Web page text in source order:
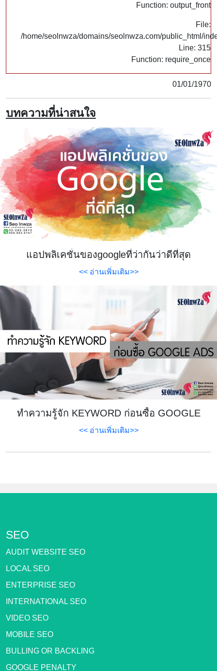
Function: output_front
File:
/home/seolnwza/domains/seolnwza.com/public_html/
Line: 315
Function: require_once
01/01/1970
บทความที่น่าสนใจ
แอปพลิเคชั่นของgoogleที่ว่ากันว่าดีที่สุด
<< อ่านเพิ่มเติม>>
ทำความรู้จัก KEYWORD ก่อนซื้อ GOOGLE
ADS
<< อ่านเพิ่มเติม>>
SEO
AUDIT WEBSITE SEO
LOCAL SEO
ENTERPRISE SEO
INTERNATIONAL SEO
VIDEO SEO
MOBILE SEO
BULLING OR BACKLING
GOOGLE PENALTY